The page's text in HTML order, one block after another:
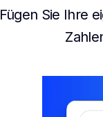
Fügen Sie Ihre